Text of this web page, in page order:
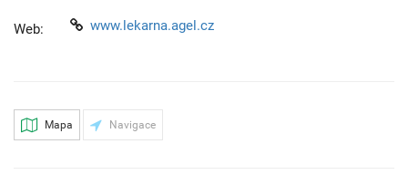
Web: www.lekarna.agel.cz
Mapa Navigace